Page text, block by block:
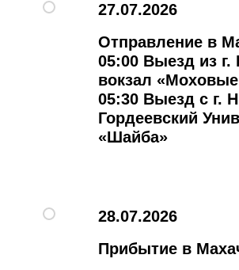
27.07.2026
Отправление в
05:00 Выезд из
вокзал
05:30 Выезд с г.
Гордеевский
«Шайба»
28.07.2026
Прибытие в